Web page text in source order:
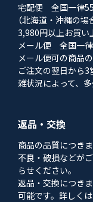
宅配便 全国一律
（北海道・沖縄の場
3,980円以上お買い
メール便 全国一
メール便可の商品
ご注文の翌日から
雑状況によって、
返品・交換
商品の品質につき
不良・破損などが
らせください。
返品・交換につき
可能です。詳しく